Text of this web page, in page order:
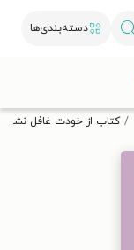
دسته‌بندی‌ها
کتاب از خودت غافل نشو